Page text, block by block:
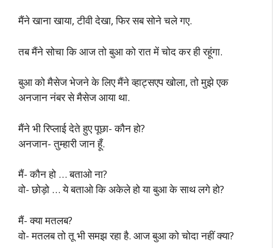
मैंने खाना खाया, टीवी देखा, फिर सब सोने चले गए.
तब मैंने सोचा कि आज तो बुआ को रात में चोद कर ही रहूंगा.
बुआ को मैसेज भेजने के लिए मैंने व्हाट्सएप खोला, तो मुझे एक
अनजान नंबर से मैसेज आया था.
मैंने भी रिप्लाई देते हुए पूछा- कौन हो?
अनजान- तुम्हारी जान हूँ.
मैं- कौन हो … बताओ ना?
वो- छोड़ो … ये बताओ कि अकेले हो या बुआ के साथ लगे हो?
मैं- क्या मतलब?
वो- मतलब तो तू भी समझ रहा है. आज बुआ को चोदा नहीं क्या?